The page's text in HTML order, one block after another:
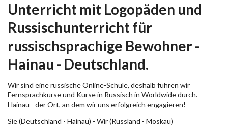
Unterricht mit Logopäden und
Russischunterricht für
russischsprachige Bewohner -
Hainau - Deutschland.
Wir sind eine russische Online-Schule, deshalb führen wir
Fernsprachkurse und Kurse in Russisch in Worldwide durch.
Hainau - der Ort, an dem wir uns erfolgreich engagieren!
Sie (Deutschland - Hainau) - Wir (Russland - Moskau)